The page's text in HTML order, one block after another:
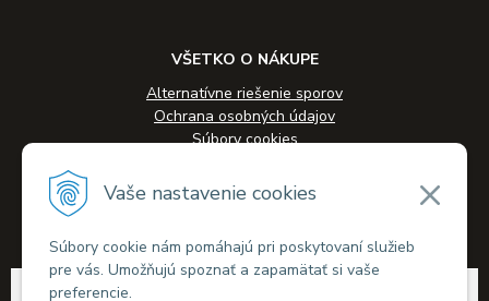
Vaše nastavenie cookies
Súbory cookie nám pomáhajú pri poskytovaní služieb
pre vás. Umožňujú spoznať a zapamätať si vaše
preferencie.
VŠETKO O NÁKUPE
Alternatívne riešenie sporov
Ochrana osobných údajov
Súbory cookies
Veľkoobchodná spolupráca
© 2026 Alkohol-eshop.sk •